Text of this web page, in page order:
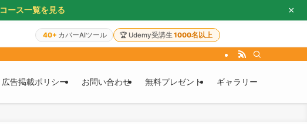
40+ カバーAIツール 🏆 Udemy受講生 1000名以上
広告掲載ポリシー お問い合わせ 無料プレゼント ギャラリー
コース一覧を見る ×